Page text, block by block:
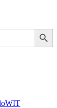
Search Button